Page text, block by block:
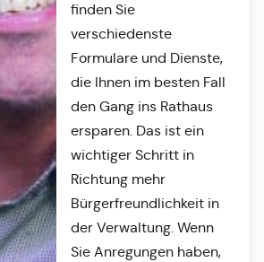
finden Sie
verschiedenste
Formulare und Dienste,
die Ihnen im besten Fall
den Gang ins Rathaus
ersparen. Das ist ein
wichtiger Schritt in
Richtung mehr
Bürgerfreundlichkeit in
der Verwaltung. Wenn
Sie Anregungen haben,